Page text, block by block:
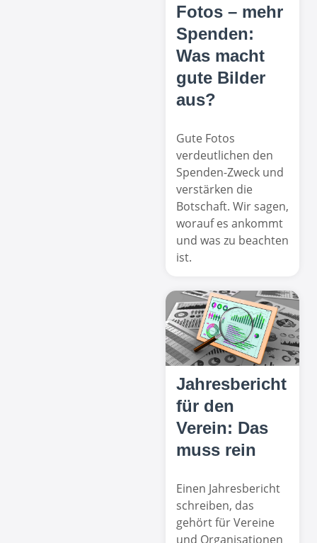
Fotos – mehr
Spenden:
Was macht
gute Bilder
aus?
Gute Fotos
verdeutlichen den
Spenden-Zweck und
verstärken die
Botschaft. Wir sagen,
worauf es ankommt
und was zu beachten
ist.
Jahresbericht
für den
Verein: Das
muss rein
Einen Jahresbericht
schreiben, das
gehört für Vereine
und Organisationen